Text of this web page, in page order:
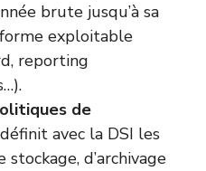
brute jusqu’à sa
exploitable
reporting
de
avec la DSI les
stockage, d’archivage